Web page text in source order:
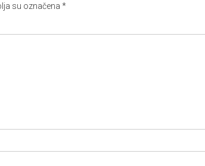
su označena *